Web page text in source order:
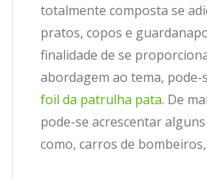
totalmente composta se
pratos, copos e
finalidade de se
abordagem ao tema, pode-
foil da patrulha pata. De
pode-se acrescentar
como, carros de